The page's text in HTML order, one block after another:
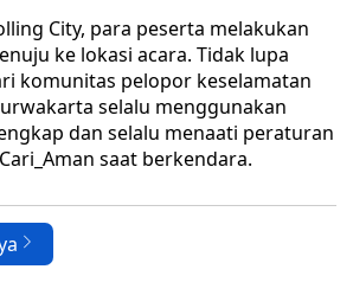
City, para peserta melakukan
ke lokasi acara. Tidak lupa
komunitas pelopor keselamatan
selalu menggunakan
dan selalu menaati peraturan
saat berkendara.